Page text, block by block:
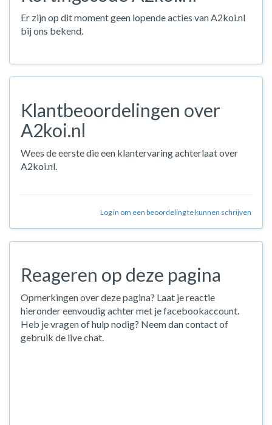
Er zijn op dit moment geen lopende acties van A2koi.nl
bij ons bekend.
Klantbeoordelingen over
A2koi.nl
Wees de eerste die een klantervaring achterlaat over
A2koi.nl.
Log in om een beoordeling te kunnen schrijven
Reageren op deze pagina
Opmerkingen over deze pagina? Laat je reactie
hieronder eenvoudig achter met je facebookaccount.
Heb je vragen of hulp nodig? Neem dan contact of
gebruik de live chat.